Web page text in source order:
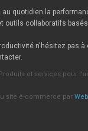
au quotidien la
outils collaboratifs
n'hésitez pas
et services pour
site e-commerce par